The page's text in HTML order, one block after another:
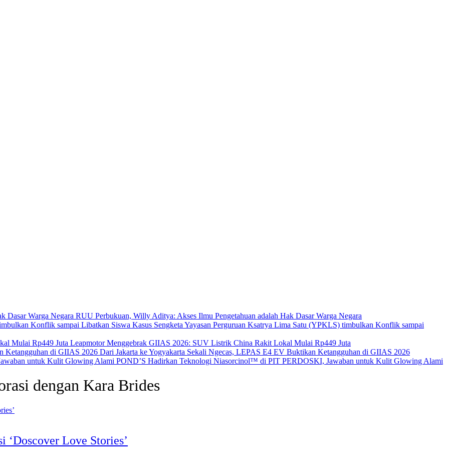
RUU Perbukuan, Willy Aditya: Akses Ilmu Pengetahuan adalah Hak Dasar Warga Negara
Kasus Sengketa Yayasan Perguruan Ksatrya Lima Satu (YPKLS) timbulkan Konflik sampai
Leapmotor Menggebrak GIIAS 2026: SUV Listrik China Rakit Lokal Mulai Rp449 Juta
Dari Jakarta ke Yogyakarta Sekali Ngecas, LEPAS E4 EV Buktikan Ketangguhan di GIIAS 2026
POND’S Hadirkan Teknologi Niasorcinol™ di PIT PERDOSKI, Jawaban untuk Kulit Glowing Alami
dengan Kara Brides
‘Doscover Love Stories’